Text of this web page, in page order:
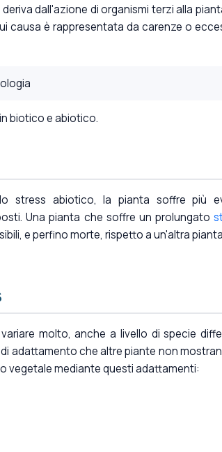
deriva dall'azione di organismi terzi alla
causa è rappresentata da carenze o
biotico e abiotico.
stress abiotico, la pianta soffre più
Una pianta che soffre un prolungato
e perfino morte, rispetto a un'altra
molto, anche a livello di specie
adattamento che altre piante non
vegetale mediante questi adattamenti: